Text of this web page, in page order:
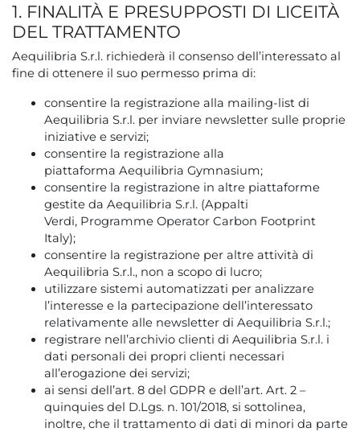
1. FINALITÀ E PRESUPPOSTI DI LICEITÀ
DEL TRATTAMENTO
Aequilibria S.r.l. richiederà il consenso dell’interessato al
fine di ottenere il suo permesso prima di:
consentire la registrazione alla mailing-list di
Aequilibria S.r.l. per inviare newsletter sulle proprie
iniziative e servizi;
consentire la registrazione alla
piattaforma Aequilibria Gymnasium;
consentire la registrazione in altre piattaforme
gestite da Aequilibria S.r.l. (Appalti
Verdi, Programme Operator Carbon Footprint
Italy);
consentire la registrazione per altre attività di
Aequilibria S.r.l., non a scopo di lucro;
utilizzare sistemi automatizzati per analizzare
l’interesse e la partecipazione dell’interessato
relativamente alle newsletter di Aequilibria S.r.l.;
registrare nell’archivio clienti di Aequilibria S.r.l. i
dati personali dei propri clienti necessari
all’erogazione dei servizi;
ai sensi dell’art. 8 del GDPR e dell’art. Art. 2 –
quinquies del D.Lgs. n. 101/2018, si sottolinea,
inoltre, che il trattamento di dati di minori da parte